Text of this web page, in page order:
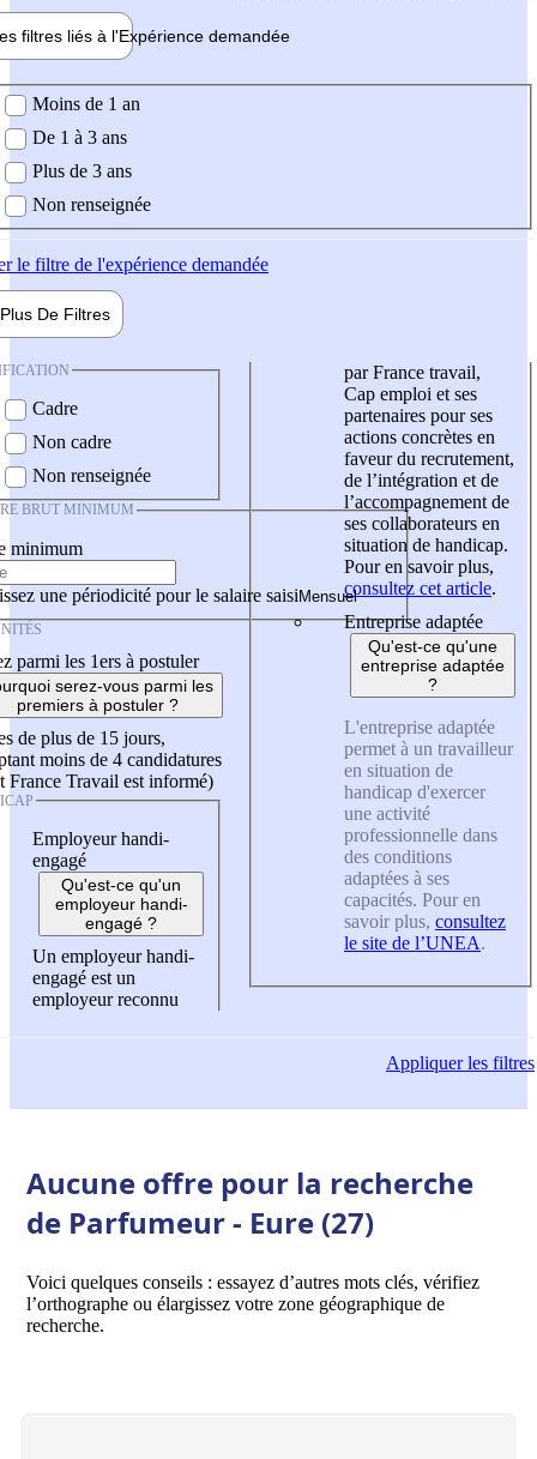
filtres liés à l'Expérience demandée
demandée
Moins de 1 an
De 1 à 3 ans
Plus de 3 ans
Non renseignée
le filtre de l'expérience demandée
Plus De Filtres
Cadre
Non cadre
Non renseignée
BRUT MINIMUM
minimum
une périodicité pour le salaire saisi
parmi les 1ers à postuler
serez-vous parmi les
premiers à postuler ?
de plus de 15 jours,
moins de 4 candidatures
France Travail est informé)
Employeur handi-
engagé
Qu'est-ce qu'un
employeur handi-
engagé ?
Un employeur handi-
engagé est un
employeur reconnu
par France travail,
Cap emploi et ses
partenaires pour ses
actions concrètes en
faveur du recrutement,
de l’intégration et de
l’accompagnement de
ses collaborateurs en
situation de handicap.
Pour en savoir plus,
consultez cet article.
Entreprise adaptée
Qu'est-ce qu'une
entreprise adaptée
?
L'entreprise adaptée
permet à un travailleur
en situation de
handicap d'exercer
une activité
professionnelle dans
des conditions
adaptées à ses
capacités. Pour en
savoir plus, consultez
le site de l’UNEA.
Appliquerles filtres
Aucune offre pour la recherche
de Parfumeur - Eure (27)
Voici quelques conseils : essayez d’autres mots clés, vérifiez
l’orthographe ou élargissez votre zone géographique de
recherche.